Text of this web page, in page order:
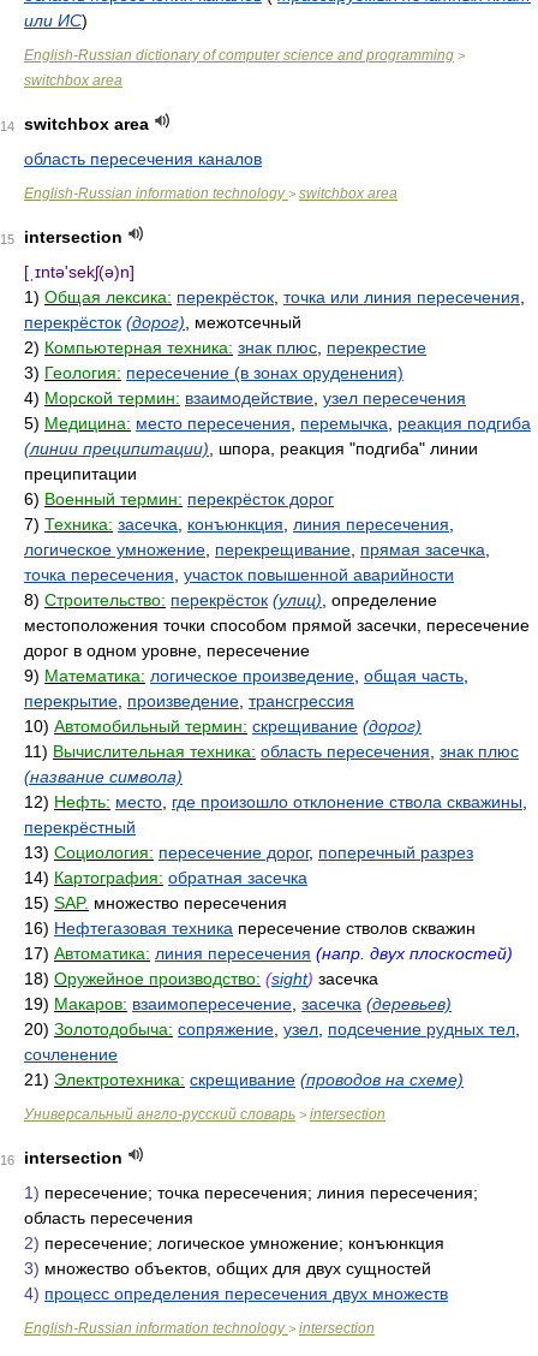
или ИС)
English-Russian dictionary of computer science and programming >
switchbox area
14
switchbox area
область пересечения каналов
English-Russian information technology> switchbox area
15
intersection
[ˌɪntə'sekʃ(ə)n]
1) Общая лексика: перекрёсток точка или линия пересечения
перекрёсток (дорог) , межотсечный
2) Компьютерная техника: знак плюс перекрестие
3) Геология: пересечение (в зонах оруденения)
4) Морской термин: взаимодействие узел пересечения
5) Медицина: место пересечения перемычка
реакция подгиба
(линии преципитации) , шпора, реакция "подгиба" линии
преципитации
6) Военный термин: перекрёсток дорог
7) Техника: засечка конъюнкция линия пересечения
логическое умножение перекрещивание прямая засечка
точка пересечения участок повышенной аварийности
8) Строительство: перекрёсток (улиц) , определение
местоположения точки способом прямой засечки, пересечение
дорог в одном уровне, пересечение
9) Математика: логическое произведение общая часть
перекрытие произведение трансгрессия
10) Автомобильный термин: скрещивание (дорог)
11) Вычислительная техника: область пересечения знак плюс
(название символа)
12) Нефть: место где произошло отклонение ствола скважины
перекрёстный
13) Социология: пересечение дорог, поперечный разрез
14) Картография: обратная засечка
15) SAP. множество пересечения
16) Нефтегазовая техника пересечение стволов скважин
17) Автоматика: линия пересечения (напр. двух плоскостей)
18) Оружейное производство: (sight) засечка
19) Макаров: взаимопересечение засечка (деревьев)
20) Золотодобыча: сопряжение узел подсечение рудных тел
сочленение
21) Электротехника: скрещивание (проводов на схеме)
Универсальный англо-русский словарь > intersection
16
intersection
1) пересечение; точка пересечения; линия пересечения;
область пересечения
2) пересечение; логическое умножение; конъюнкция
3) множество объектов, общих для двух сущностей
4) процесс определения пересечения двух множеств
English-Russian information technology> intersection